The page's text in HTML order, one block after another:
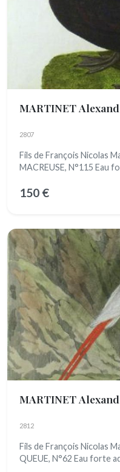
MARTINET
2807
Fils de François Nicolas
MACREUSE, N°115 Eau
150 €
MARTINET
2812
Fils de François Nicolas
QUEUE, N°62 Eau forte